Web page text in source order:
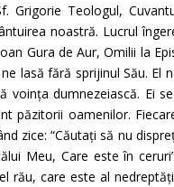
Grigorie Teologul,
noastră. Lucrul
Gura de Aur, Omilii la
lasă fără sprijinul Său.
voința dumnezeiască. Ei
păzitorii oamenilor.
zice: “Căutați să nu
Meu, Care este în
rău, care este al